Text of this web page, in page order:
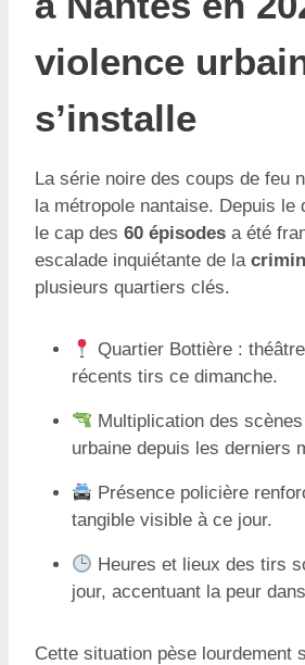
violence
s’installe
La série noire des coups de feu
la métropole nantaise. Depuis le
le cap des 60 épisodes a été
escalade inquiétante de la
plusieurs quartiers clés.
Quartier Bottière :
récents tirs ce dimanche.
Multiplication des
urbaine depuis les derniers
Présence policière
tangible visible à ce jour.
Heures et lieux des tirs
jour, accentuant la peur
Cette situation pèse lourdement